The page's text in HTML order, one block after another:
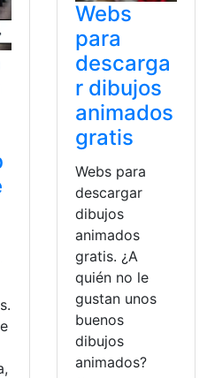
Webs
para
descarga
r dibujos
animados
gratis
Webs para
descargar
dibujos
animados
gratis. ¿A
quién no le
gustan unos
buenos
dibujos
animados?